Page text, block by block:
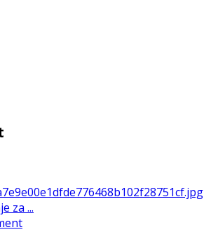
za ...